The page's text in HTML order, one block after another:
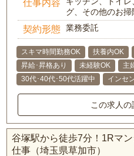
仕事内容
グ、その他のお掃
契約形態 業務委託
スキマ時間勤務OK 扶養内OK
昇給･昇格あり
未経験OK 主
30代･40代･50代活躍中
インセ
この求人
谷塚駅から徒歩7分！1Rマ
仕事（埼玉県草加市）